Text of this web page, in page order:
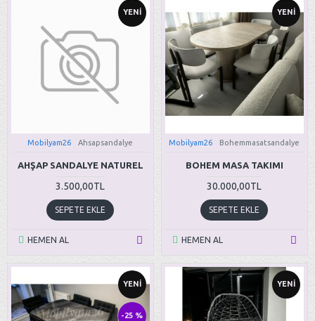
YENI
Mobilyam26 Ahsapsandalye
AHŞAP SANDALYE NATUREL
3.500,00TL
SEPETE EKLE
HEMEN AL
YENI
Mobilyam26 Bohemmasatsandalye
BOHEM MASA TAKIMI
30.000,00TL
SEPETE EKLE
HEMEN AL
YENI
-25 %
YENI